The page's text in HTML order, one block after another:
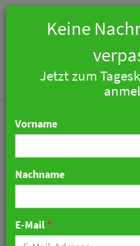
Hier trifft
Keine
Jetzt zum
Vorname
Nachname
E-Mail *